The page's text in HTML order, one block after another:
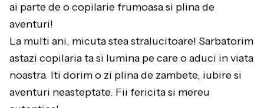
ai parte de o copilarie frumoasa si plina de
aventuri!
La multi ani, micuta stea stralucitoare! Sarbatorim
astazi copilaria ta si lumina pe care o aduci in viata
noastra. Iti dorim o zi plina de zambete, iubire si
aventuri neasteptate. Fii fericita si mereu